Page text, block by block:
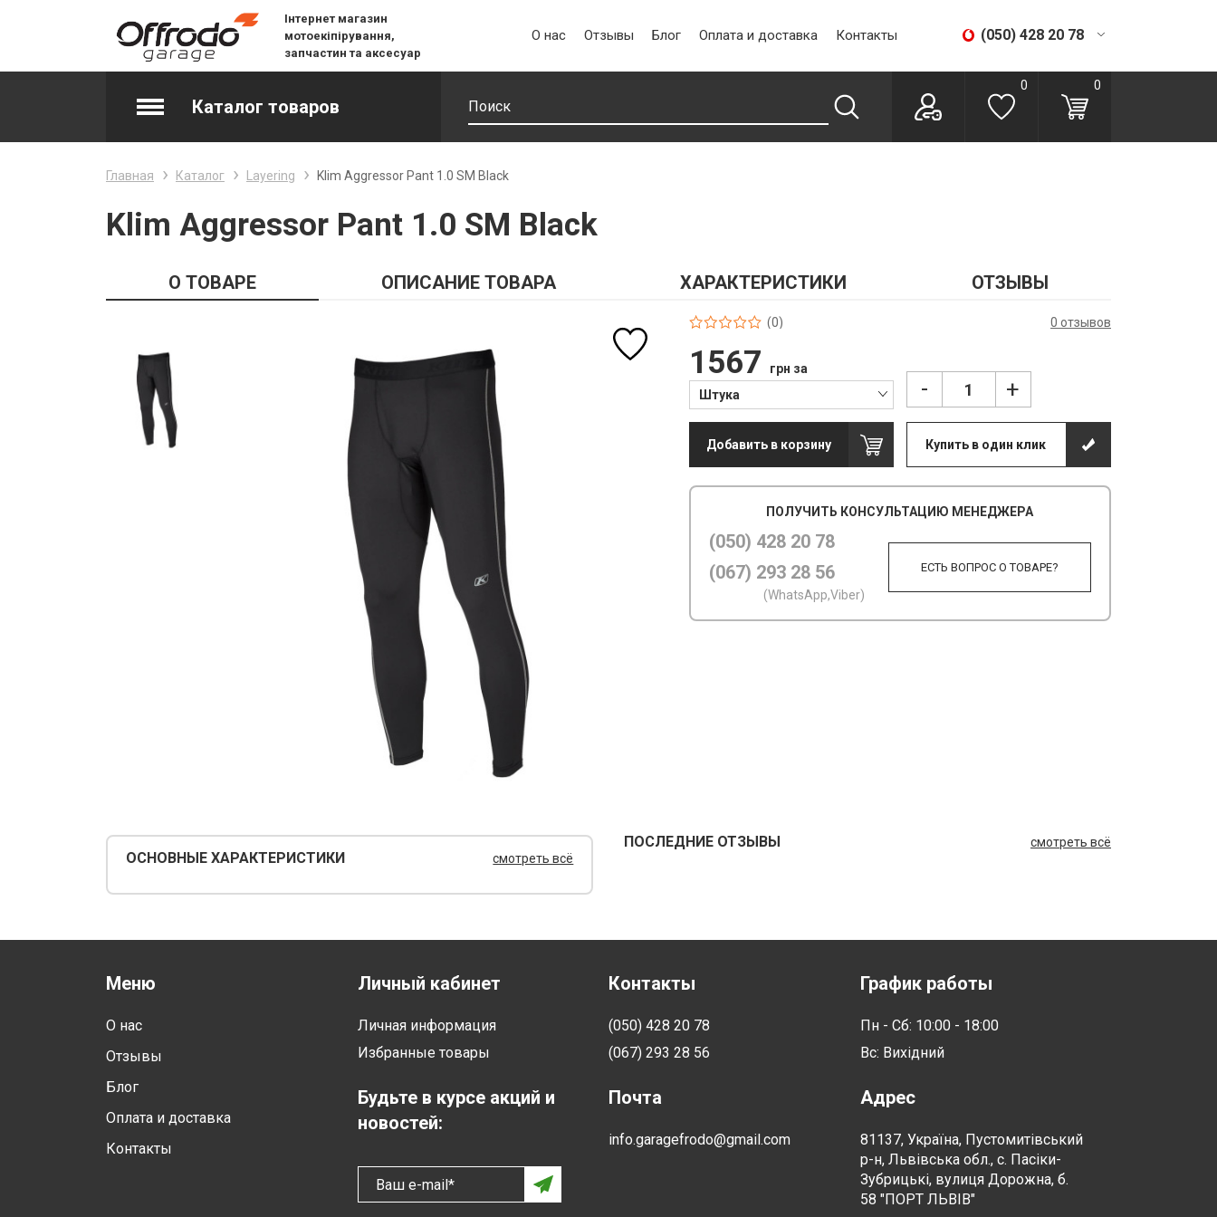
Інтернет магазин
мотоекіпірування,
запчастин та аксесуар
О нас Отзывы Блог Оплата и доставка Контакты (050) 428 20 78
(067) 293 28 56
Каталог товаров
Джерсі
Lifestyle
Вилочне масло
Гідравлічне масло
0 0
Главная Каталог Layering Klim Aggressor Pant 1.0 SM Black
Klim Aggressor Pant 1.0 SM Black
О ТОВАРЕ ОПИСАНИЕ ТОВАРА ХАРАКТЕРИСТИКИ ОТЗЫВЫ
(0) 0 отзывов
1567
грн за
Штука
- +
Добавить в корзину Купить в один клик
ПОЛУЧИТЬ КОНСУЛЬТАЦИЮ МЕНЕДЖЕРА
(050) 428 20 78
(067) 293 28 56
(WhatsApp,Viber)
ЕСТЬ ВОПРОС О ТОВАРЕ?
ОСНОВНЫЕ ХАРАКТЕРИСТИКИ смотреть всё
ПОСЛЕДНИЕ ОТЗЫВЫ смотреть всё
Меню
О нас
Отзывы
Блог
Оплата и доставка
Контакты
Личный кабинет
Личная информация
Избранные товары
Будьте в курсе акций и
новостей:
Ваш e-mail*
Контакты
(050) 428 20 78
(067) 293 28 56
Почта
info.garagefrodo@gmail.com
График работы
Пн - Сб: 10:00 - 18:00
Вс: Вихідний
Адрес
81137, Україна, Пустомитівський
р-н, Львівська обл., с. Пасіки-
Зубрицькі, вулиця Дорожна, б.
58 "ПОРТ ЛЬВІВ"